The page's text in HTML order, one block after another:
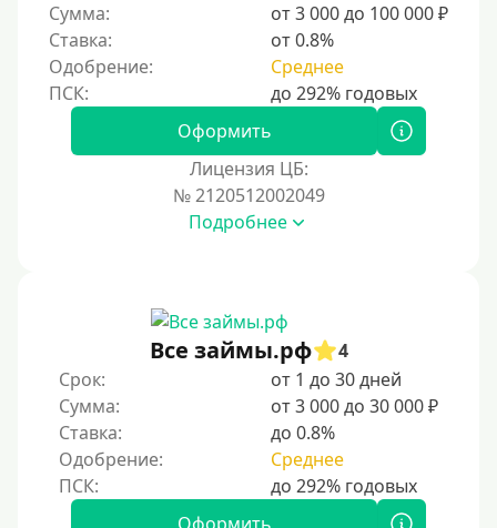
Сумма:
от 3 000 до 100 000 ₽
Ставка:
от 0.8%
Одобрение:
Среднее
Оформить
Лицензия ЦБ:
№ 2120512002049
Подробнее
Все займы.рф
4
Срок:
от 1 до 30 дней
Сумма:
от 3 000 до 30 000 ₽
Ставка:
до 0.8%
Одобрение:
Среднее